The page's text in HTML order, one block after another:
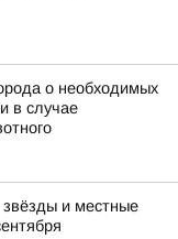
о необходимых
в случае
звёзды и местные